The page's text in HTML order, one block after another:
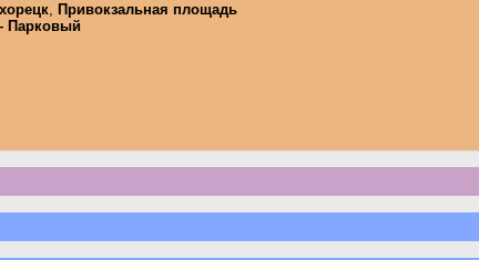
, Привокзальная площадь
Парковый